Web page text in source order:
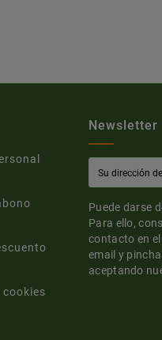
cookies
Newsletter
Puede darse
Para ello,
contacto en
email y
aceptando